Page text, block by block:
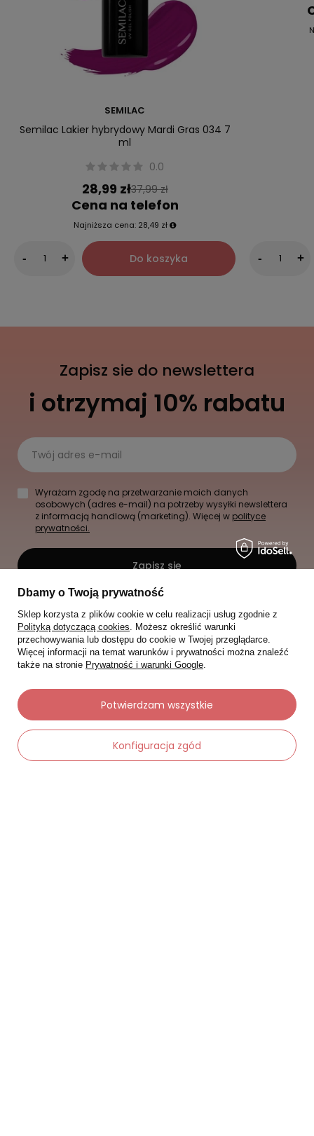
SEMILAC
Semilac Lakier hybrydowy Mardi Gras 034 7
ml
0.0
28,99 zł37,99 zł
Cena na telefon
Najniższa cena: 28,49 zł
- + Do koszyka - +
Zapisz sie do newslettera
i otrzymaj 10% rabatu
Twój adres e-mail
Wyrażam zgodę na przetwarzanie moich danych
osobowych (adres e-mail) na potrzeby wysyłki newslettera
z informacją handlową (marketing). Więcej w polityce
prywatności.
Zapisz się
Dbamy o Twoją prywatność
Sklep korzysta z plików cookie w celu realizacji usług zgodnie z
Polityką dotyczącą cookies. Możesz określić warunki
przechowywania lub dostępu do cookie w Twojej przeglądarce.
Więcej informacji na temat warunków i prywatności można znaleźć
także na stronie Prywatność i warunki Google.
Konfiguracja zgód
Potwierdzam wszystkie